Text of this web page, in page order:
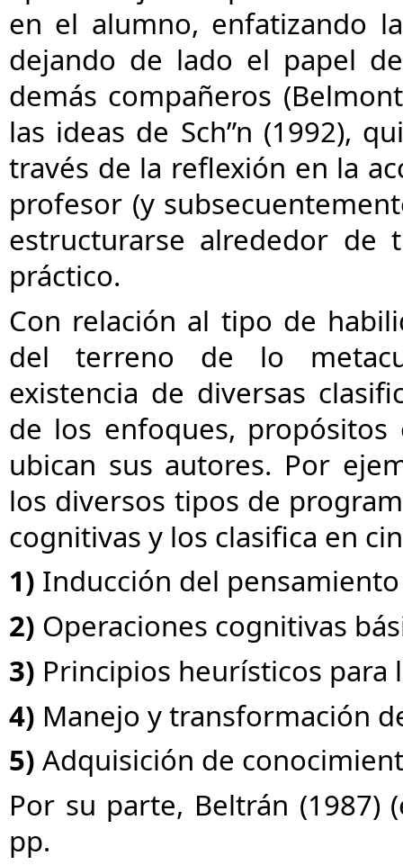
en el alumno, enfatizando
dejando de lado el papel
demás compañeros
las ideas de Sch”n (1992),
través de la reflexión en la
profesor (y
estructurarse alrededor de
práctico.
Con relación al tipo de
del terreno de lo
existencia de diversas
de los enfoques,
ubican sus autores. Por
los diversos tipos de
cognitivas y los clasifica en
1) Inducción del
2) Operaciones cognitivas
3) Principios heurísticos
4) Manejo y transformación
5) Adquisición de
Por su parte, Beltrán (1987)
pp.